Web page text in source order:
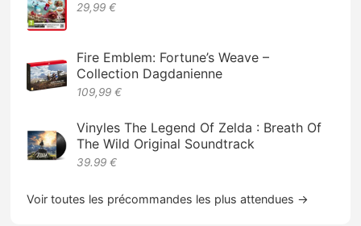
29,99 €
Fire Emblem: Fortune’s Weave –
Collection Dagdanienne
109,99 €
Vinyles The Legend Of Zelda : Breath Of
The Wild Original Soundtrack
39.99 €
Voir toutes les précommandes les plus attendues →